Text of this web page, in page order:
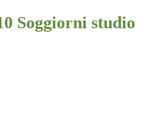
Soggiorni studio